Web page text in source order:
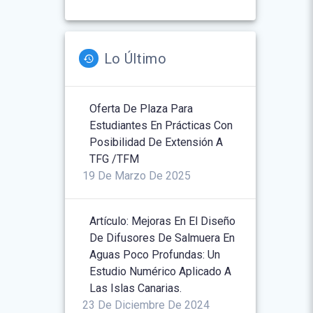
Lo Último
Oferta De Plaza Para
Estudiantes En Prácticas Con
Posibilidad De Extensión A
TFG /TFM
19 De Marzo De 2025
Artículo: Mejoras En El Diseño
De Difusores De Salmuera En
Aguas Poco Profundas: Un
Estudio Numérico Aplicado A
Las Islas Canarias.
23 De Diciembre De 2024